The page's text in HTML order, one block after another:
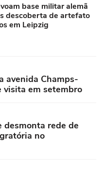
base militar alemã
descoberta de artefato
em Leipzig
avenida Champs-
visita em setembro
desmonta rede de
no